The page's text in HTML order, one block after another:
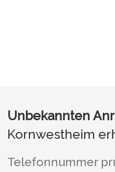
Unbekannten
Kornwestheim
Telefonnummer